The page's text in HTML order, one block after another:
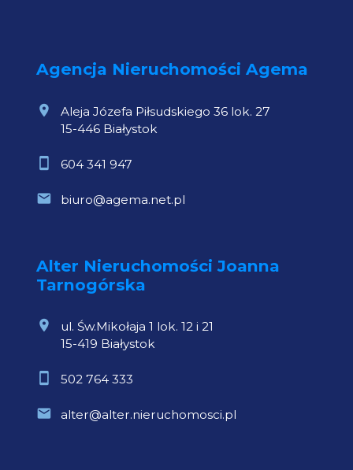
Agencja Nieruchomości Agema
Aleja Józefa Piłsudskiego 36 lok. 27
15-446 Białystok
604 341 947
biuro@agema.net.pl
Alter Nieruchomości Joanna
Tarnogórska
ul. Św.Mikołaja 1 lok. 12 i 21
15-419 Białystok
502 764 333
alter@alter.nieruchomosci.pl